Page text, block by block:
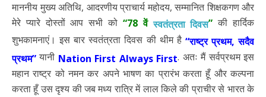
माननीय मुख्य अतिथि, आदरणीय प्राचार्य महोदय, सम्मानित शिक्षकगण और
मेरे प्यारे दोस्तों आप सभी को “78 वेंस्वतंत्रता दिवस”की हार्दिक
शुभकामनाएं। इस बार स्वतंत्रता दिवस की थीम है “राष्ट्र प्रथम, सदैव
प्रथम”यानी Nation First Always First. अतः मैं सर्वप्रथम इस
महान राष्ट्र को नमन कर अपने भाषण का प्रारंभ करता हूँ और कल्पना
करता हूँ उस दृश्य की जब मध्य रात्रि में लाल किले की प्राचीर से भारत के